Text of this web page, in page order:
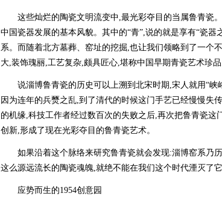
这些灿烂的陶瓷文明流变中,最光彩夺目的当属鲁青瓷。
中国瓷器发展的基本风貌。其中的“青”,说的就是享有“瓷
系。而随着北方墓葬、窑址的挖掘,也让我们领略到了一个
大,装饰瑰丽,工艺复杂,颇具匠心,堪称中国早期青瓷艺术珍品
说淄博鲁青瓷的历史可以上溯到北宋时期,宋人就用“峡
因为连年的兵燹之乱,到了清代的时候这门手艺已经慢慢失
的机缘,科技工作者经过数百次的失败之后,再次把鲁青瓷
创新,形成了现在光彩夺目的鲁青瓷艺术。
如果沿着这个脉络来研究鲁青瓷就会发现:淄博窑系乃
这么源远流长的陶瓷魂魄,就绝不能在我们这个时代湮灭了
应势而生的1954创意园